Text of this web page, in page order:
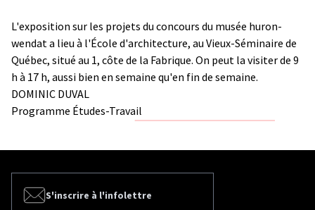
L'exposition sur les projets du concours du musée huron-
wendat a lieu à l'École d'architecture, au Vieux-Séminaire de
Québec, situé au 1, côte de la Fabrique. On peut la visiter de 9
h à 17 h, aussi bien en semaine qu'en fin de semaine.
DOMINIC DUVAL
Programme Études-Travail
S'inscrire à l'infolettre